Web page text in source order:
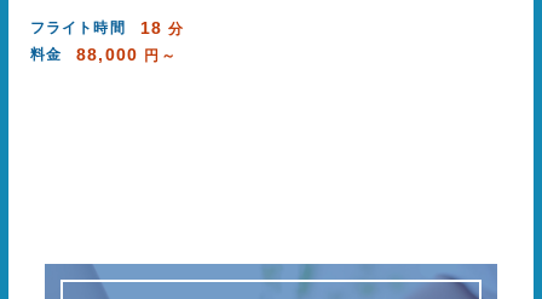
フライト時間 18分
料金
88,000 円～